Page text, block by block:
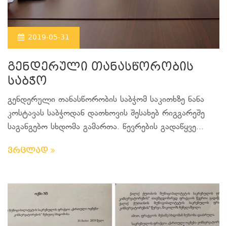
2019-05-31
გენდერული თანასწორობის
საბჭო
გენდერული თანასწორობის საბჭომ საკითხზე ნანა
კოსტავას საბჭოდან დათხოვის შესახებ რიგგარეშე
საგანგებო სხდომა გამართა. წევრების გადაწყვე...
ვრცლად